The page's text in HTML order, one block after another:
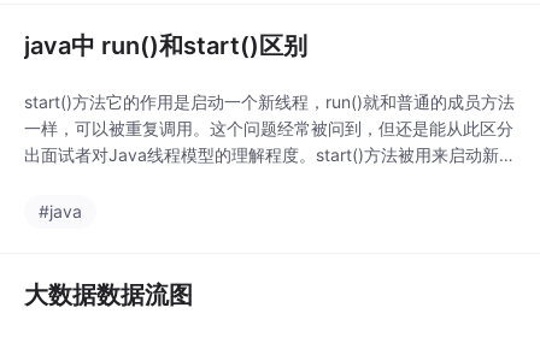
java中 run()和start()区别
start()方法它的作用是启动一个新线程，run()就和普通的成员方法
一样，可以被重复调用。这个问题经常被问到，但还是能从此区分
出面试者对Java线程模型的理解程度。start()方法被用来启动新创
方法的效果不一样。当你调用run()方法的时候，只会是在原来的
#java
大数据数据流图